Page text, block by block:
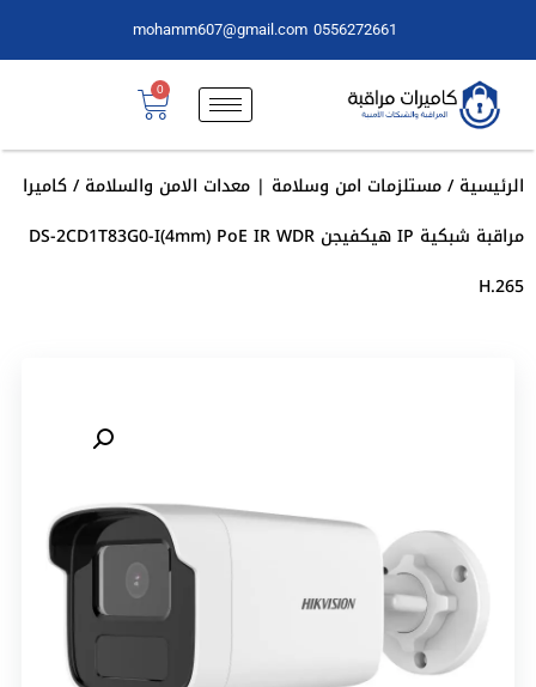
0556272661
mohamm607@gmail.com
0
الرئيسية/مستلزمات امن وسلامة | معدات الامن والسلامة/ كاميرا
مراقبة شبكية IP هيكفيجن DS-2CD1T83G0-I(4mm) PoE IR WDR
H.265